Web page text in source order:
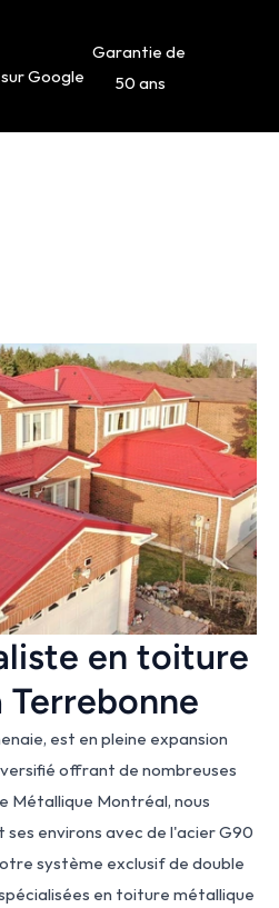
sur Google
Garantie de
50 ans
en toiture
est en pleine expansion
offrant de nombreuses
Métallique Montréal, nous
environs avec de l'acier G90
système exclusif de double
en toiture métallique